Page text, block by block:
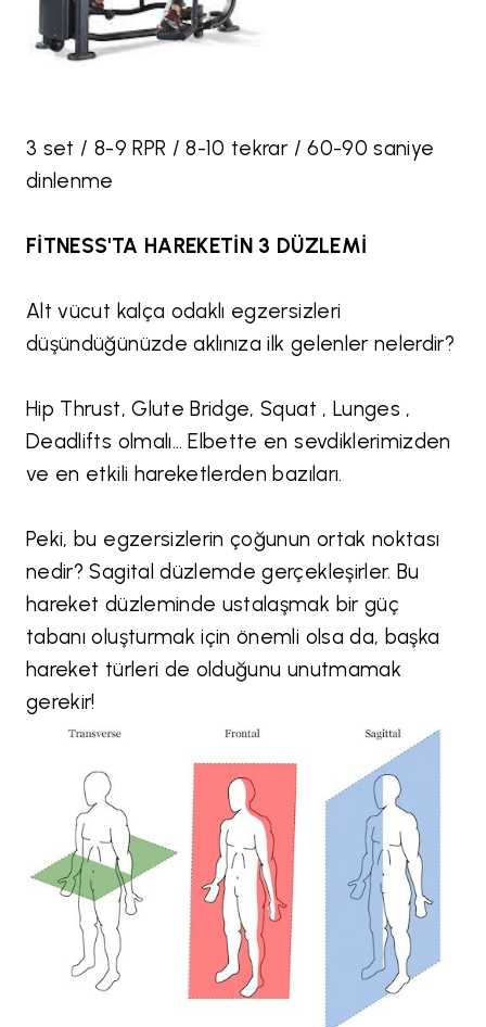
3 set / 8-9 RPR / 8-10 tekrar / 60-90 saniye
dinlenme
FİTNESS'TA HAREKETİN 3 DÜZLEMİ
Alt vücut kalça odaklı egzersizleri
düşündüğünüzde aklınıza ilk gelenler nelerdir?
Hip Thrust, Glute Bridge, Squat , Lunges ,
Deadlifts olmalı… Elbette en sevdiklerimizden
ve en etkili hareketlerden bazıları.
Peki, bu egzersizlerin çoğunun ortak noktası
nedir? Sagital düzlemde gerçekleşirler. Bu
hareket düzleminde ustalaşmak bir güç
tabanı oluşturmak için önemli olsa da, başka
hareket türleri de olduğunu unutmamak
gerekir!